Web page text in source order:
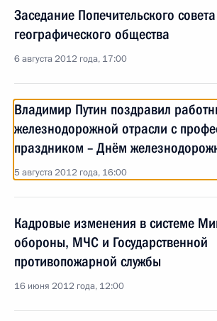
Заседание Попечительского совета
географического общества
6 августа 2012 года, 17:00
Владимир Путин поздравил
железнодорожной отрасли с
праздником – Днём
5 августа 2012 года, 16:00
Кадровые изменения в системе
обороны, МЧС и Государственной
противопожарной службы
16 июня 2012 года, 12:00